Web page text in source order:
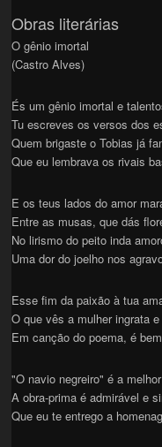
Obras literárias
O gênio imortal
(Castro Alves)
És um gênio imortal e
Tu escreves os versos dos
Quem brigaste o Tobias já
Que eu lembrava os rivais
E os teus lados do amor
Entre as musas, que dás
No lirismo do peito inda
Uma dor do joelho nos
Esse fim da paixão à tua
O que vês a mulher ingrata
Em canção do poema, é
"O navio negreiro" é a
A obra-prima é admirável e
Que eu te entrego a